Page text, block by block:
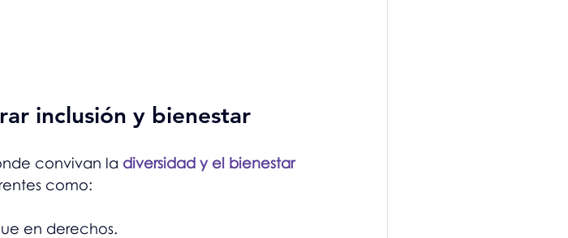
inclusión y bienestar
convivan la diversidad y el bienestar
como:
en derechos.